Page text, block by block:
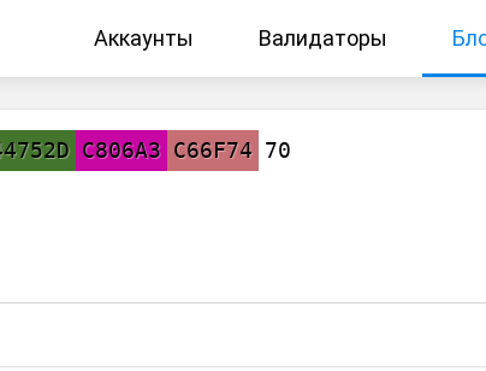
Аккаунты Валидаторы
C806A3 C66F74 70